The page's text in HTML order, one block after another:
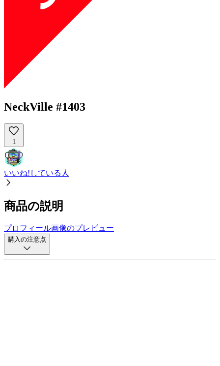
NeckVille #1403
1
いいね!している人
商品の説明
プロフィール画像のプレビュー
購入の注意点